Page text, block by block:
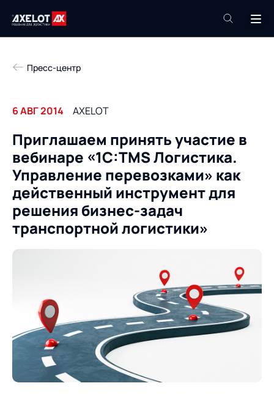
Техподдержка
Компания
Продукты
Роботизация
Академия
База знаний
Услуги
Пресс-центр
Проекты
Контакты
О компании
ИТ-аккредитация
Карьера
Партнеры
Импортозамещение
Продукты
Управление цепями
поставок
Управление складами
Оптимизация в цепях
Управление двором
Услуги
Логистический
консалтинг
Нетворкинг и обмен
опытом вместе с AXELOT
Пресс-центр
Пресс-центр
6 АВГ 2014 AXELOT
Приглашаем принять участие в
вебинаре «1С:TMS Логистика.
Управление перевозками» как
действенный инструмент для
решения бизнес-задач
транспортной логистики»